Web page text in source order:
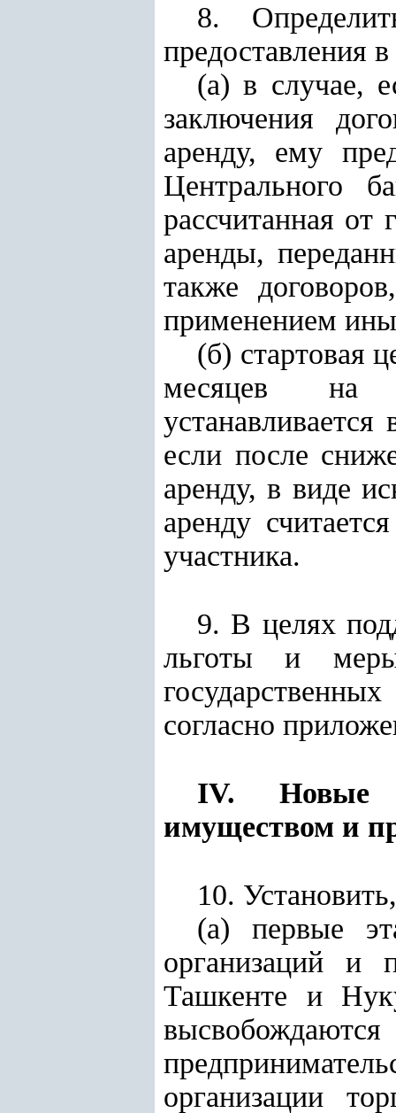
8.
предоставления
(а) в случае,
заключения
аренду, ему
Центрального
рассчитанная
аренды,
также
применением
(б) стартовая
месяцев на
если после
аренду, в виде
аренду
участника.
9. В целях
льготы и меры
согласно
IV. Новые
имуществом и
10.
(а) первые
организаций и
Ташкенте и
организации